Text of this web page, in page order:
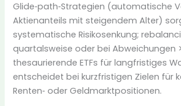
Glide‑path‑Strategien (automatische
Aktienanteils mit steigendem Alter)
systematische Risikosenkung;
quartalsweise oder bei Abweichungen
thesaurierende ETFs für langfristiges
entscheidet bei kurzfristigen Zielen für
Renten‑ oder Geldmarktpositionen.